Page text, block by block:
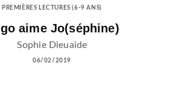
PREMIÈRES LECTURES (6-9 ANS)
aime Jo(séphine)
Sophie Dieuaide
06/02/2019